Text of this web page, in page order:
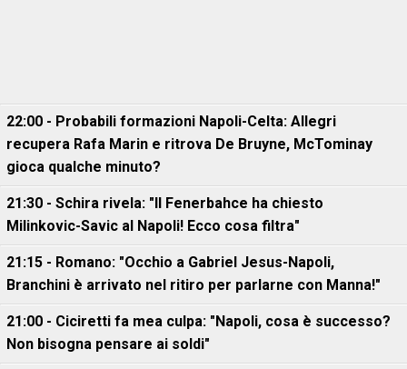
22:00 - Probabili formazioni Napoli-Celta: Allegri
recupera Rafa Marin e ritrova De Bruyne, McTominay
gioca qualche minuto?
21:30 - Schira rivela: "Il Fenerbahce ha chiesto
Milinkovic-Savic al Napoli! Ecco cosa filtra"
21:15 - Romano: "Occhio a Gabriel Jesus-Napoli,
Branchini è arrivato nel ritiro per parlarne con Manna!"
21:00 - Ciciretti fa mea culpa: "Napoli, cosa è successo?
Non bisogna pensare ai soldi"